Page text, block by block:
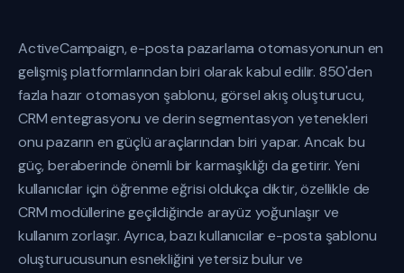
ActiveCampaign, e-posta pazarlama otomasyonunun en
gelişmiş platformlarından biri olarak kabul edilir. 850'den
fazla hazır otomasyon şablonu, görsel akış oluşturucu,
CRM entegrasyonu ve derin segmentasyon yetenekleri
onu pazarın en güçlü araçlarından biri yapar. Ancak bu
güç, beraberinde önemli bir karmaşıklığı da getirir. Yeni
kullanıcılar için öğrenme eğrisi oldukça diktir, özellikle de
CRM modüllerine geçildiğinde arayüz yoğunlaşır ve
kullanım zorlaşır. Ayrıca, bazı kullanıcılar e-posta şablonu
oluşturucusunun esnekliğini yetersiz bulur ve